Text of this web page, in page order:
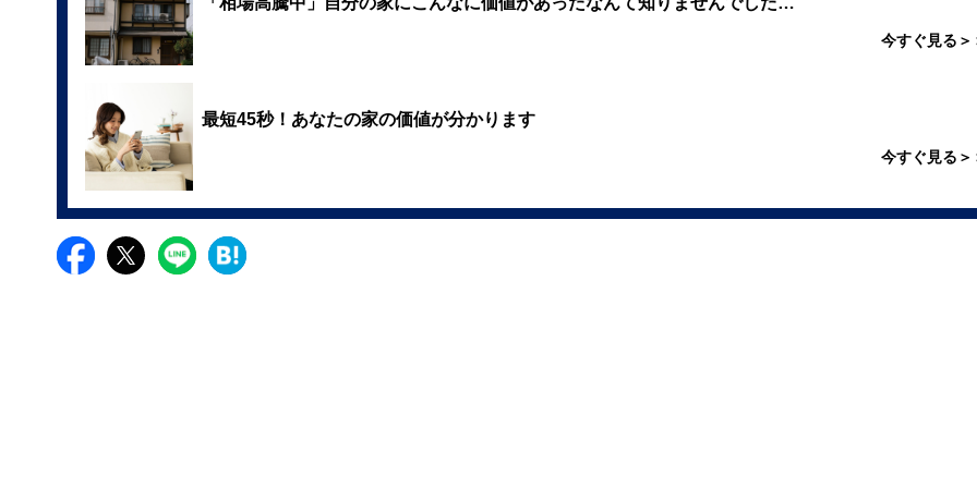
今すぐ見る＞
最短45秒！あなたの家の価値が分かります
今すぐ見る＞